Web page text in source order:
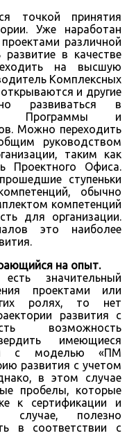
точкой принятия
Уже наработан
различной
в качестве
на высшую
Комплексных
и другие
развиваться в
Программы и
Можно переходить
руководством
таким как
Проектного Офиса.
ступеньки
обычно
компетенций
для организации.
это наиболее
на опыт.
значительный
проектами или
ролях, то нет
развития с
возможность
имеющиеся
с моделью «ПМ
развития с учетом
в этом случае
пробелы, которые
к сертификации и
случае, полезно
в соответствии с